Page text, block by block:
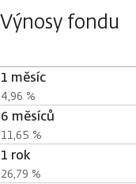
Výnosy fondu
1 měsíc
4,96 %
6 měsíců
11,65 %
1 rok
26,79 %